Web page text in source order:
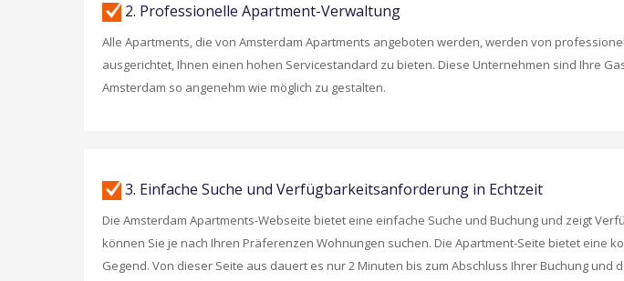
2. Professionelle Apartment-Verwaltung
Alle Apartments, die von Amsterdam Apartments angeboten werden, werden von
ausgerichtet, Ihnen einen hohen Servicestandard zu bieten. Diese Unternehmen sind Ihre
Amsterdam so angenehm wie möglich zu gestalten.
3. Einfache Suche und Verfügbarkeitsanforderung in Echtzeit
Die Amsterdam Apartments-Webseite bietet eine einfache Suche und Buchung und zeigt
können Sie je nach Ihren Präferenzen Wohnungen suchen. Die Apartment-Seite bietet eine
Gegend. Von dieser Seite aus dauert es nur 2 Minuten bis zum Abschluss Ihrer Buchung und